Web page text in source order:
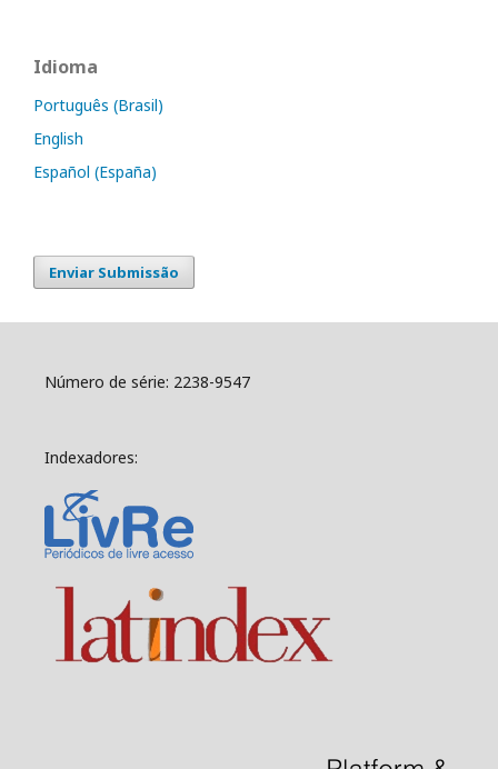
Idioma
Português (Brasil)
English
Español (España)
Enviar Submissão
Número de série: 2238-9547
Indexadores: